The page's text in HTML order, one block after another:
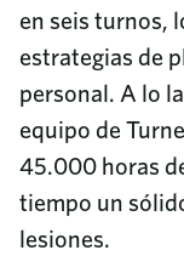
en seis turnos,
estrategias de
personal. A lo
equipo de
45.000 horas
tiempo un
lesiones.